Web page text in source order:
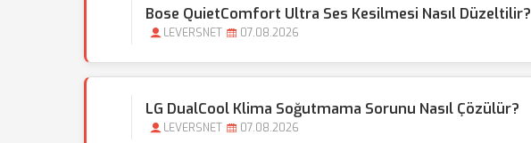
Bose QuietComfort Ultra Ses Kesilmesi Nasıl Düzeltilir?
LEVERSNET 07.08.2026
LG DualCool Klima Soğutmama Sorunu Nasıl Çözülür?
LEVERSNET 07.08.2026